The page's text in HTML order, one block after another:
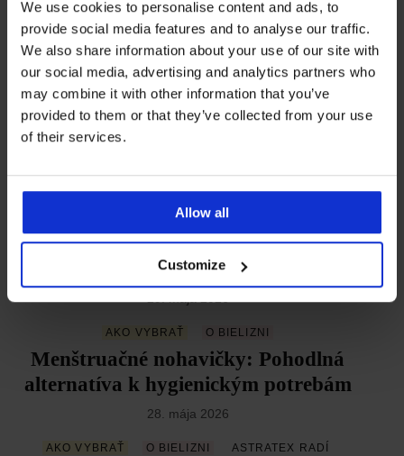
We use cookies to personalise content and ads, to
provide social media features and to analyse our traffic.
We also share information about your use of our site with
our social media, advertising and analytics partners who
may combine it with other information that you’ve
provided to them or that they’ve collected from your use
of their services.
Allow all
Customize
Extra priedušná podprsenka Spacer
3D Lady Grace New
1. júna 2026
O BIELIZNI Z ASTRATEXU
Navrhnuté v Astratexe: Podprsenky a
O BIELIZNI
Ani veľa, ani málo. Prečo sú brazilky
ideálnym kompromisom
29. mája 2026
AKO VYBRAŤ O BIELIZNI
Menštruačné nohavičky: Pohodlná
alternatíva k hygienickým potrebám
28. mája 2026
AKO VYBRAŤ O BIELIZNI ASTRATEX RADÍ